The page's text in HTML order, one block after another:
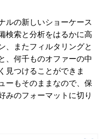
ルの新しいショーケース
検索と分析をはるかに高
、またフィルタリングと
、何千ものオファーの中
見つけることができま
ーもそのままなので、保
みのフォーマットに切り